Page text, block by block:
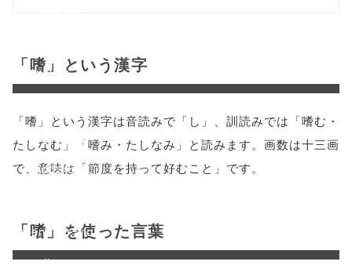
onclick="windo
f, 'Gwindow',
'width=550,
menubar=no,
toolbar=no,
「嗜」という漢字
「嗜」という漢字は音読みで「し」、訓読みでは「嗜む・
たしなむ」「嗜み・たしなみ」と読みます。画数は十三画
で、意味は「節度を持って好むこと」です。
「嗜」を使った言葉